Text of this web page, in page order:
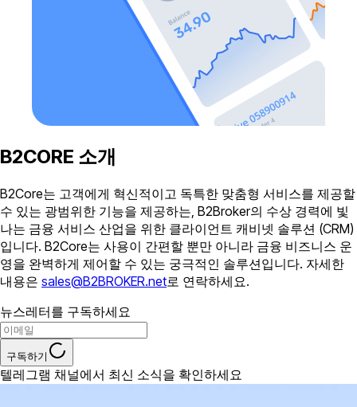
B2CORE 소개
B2Core는 고객에게 혁신적이고 독특한 맞춤형 서비스를 제공할
수 있는 광범위한 기능을 제공하는, B2Broker의 수상 경력에 빛
나는 금융 서비스 산업을 위한 클라이언트 캐비넷 솔루션 (CRM)
입니다. B2Core는 사용이 간편할 뿐만 아니라 금융 비즈니스 운
영을 완벽하게 제어할 수 있는 궁극적인 솔루션입니다. 자세한
내용은 sales@B2BROKER.net로 연락하세요.
뉴스레터를 구독하세요
구독하기
텔레그램 채널에서 최신 소식을 확인하세요